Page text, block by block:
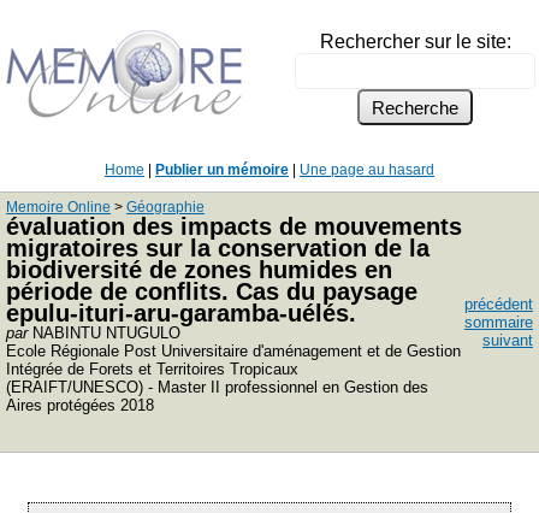
Rechercher sur le site:
Home Publier un mémoire Une page au hasard
Memoire Online > Géographie
évaluation des impacts de mouvements
migratoires sur la conservation de la
biodiversité de zones humides en
période de conflits. Cas du paysage
epulu-ituri-aru-garamba-uélés.
parNABINTU NTUGULO
Ecole Régionale Post Universitaire d'aménagement et de Gestion
Intégrée de Forets et Territoires Tropicaux
(ERAIFT/UNESCO) - Master II professionnel en Gestion des
Aires protégées 2018
précédent
sommaire
suivant